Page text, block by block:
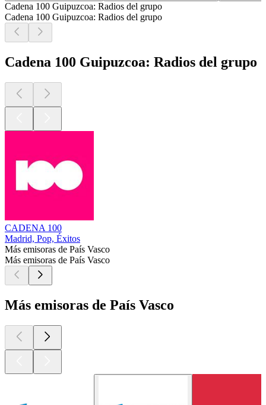
Cadena 100 Guipuzcoa: Radios del grupo
Cadena 100 Guipuzcoa: Radios del grupo
Cadena 100 Guipuzcoa: Radios del grupo
CADENA 100
Madrid, Pop, Éxitos
Más emisoras de País Vasco
Más emisoras de País Vasco
Más emisoras de País Vasco